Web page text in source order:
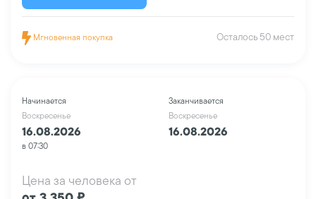
Мгновенная покупка Осталось 50 мест
Начинается
Воскресенье
16.08.2026
в 07:30
Заканчивается
Воскресенье
16.08.2026
Цена за человека от